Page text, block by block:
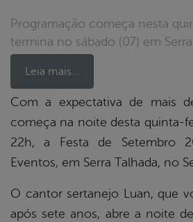
Programação começa nesta quinta-feira (05) e
termina no sábado (07) em
Leia mais…
Com a expectativa de mais
começa na noite desta quinta-
22h, a Festa de Setembro
Eventos, em Serra Talhada, no
O cantor sertanejo Luan, que
após sete anos, abre a noite